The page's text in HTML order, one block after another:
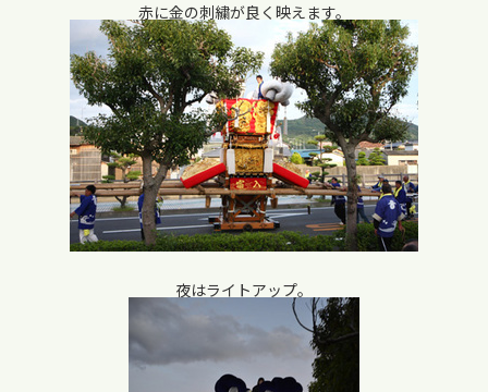
赤に金の刺繍が良く映えます。
夜はライトアップ。